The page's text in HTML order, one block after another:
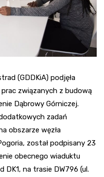
(GDDKiA) podjęła
związanych z budową
Dąbrowy Górniczej.
zadań
obszarze węzła
został podpisany 23
obecnego wiaduktu
na trasie DW796 (ul.